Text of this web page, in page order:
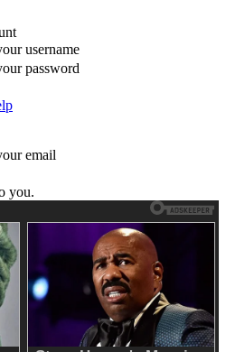
username
password
email
you.